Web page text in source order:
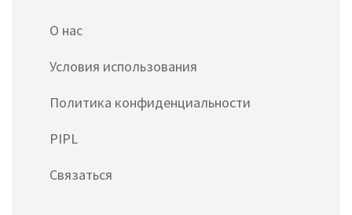
О нас
Условия использования
Политика конфиденциальности
PIPL
Связаться